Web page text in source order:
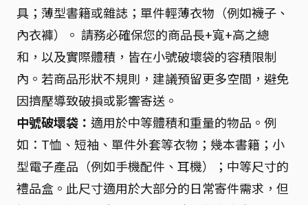
具；薄型書籍或雜誌；單件輕薄衣物（例如襪子、
內衣褲）。 請務必確保您的商品長+寬+高之總
和，以及實際體積，皆在小號破壞袋的容積限制
內。若商品形狀不規則，建議預留更多空間，避免
因擠壓導致破損或影響寄送。
中號破壞袋： 適用於中等體積和重量的物品。例
如：T恤、短袖、單件外套等衣物；幾本書籍；小
型電子產品（例如手機配件、耳機）；中等尺寸的
禮品盒。此尺寸適用於大部分的日常寄件需求，但